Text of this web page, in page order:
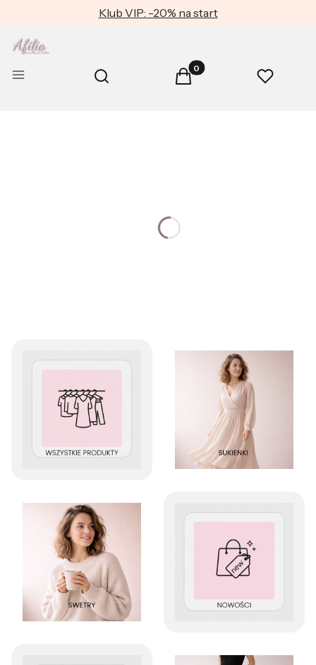
Klub VIP: -20% na start
Menu Otwórz wyszukiwarkę
Szukaj Produkty w koszyku: 0.
Koszyk Ulubione